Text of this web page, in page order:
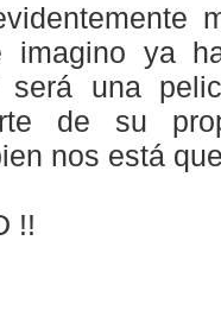
imagino ya
una
de su
nos está
!!